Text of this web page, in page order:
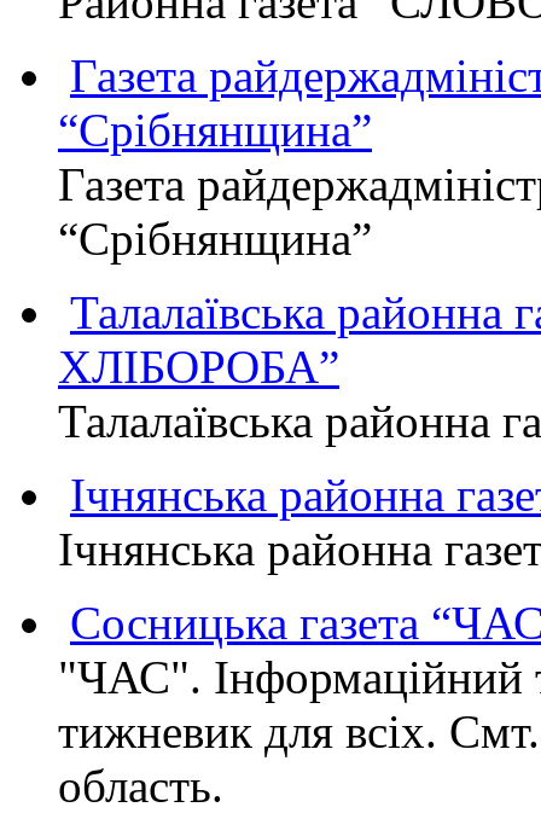
Газета
“Срібнянщина”
Газета
“Срібнянщина”
Талалаївська
ХЛІБОРОБА”
Талалаївська
Ічнянська районна
Ічнянська районна
Сосницька газета
"ЧАС". Інформаційний
тижневик для всіх.
область.